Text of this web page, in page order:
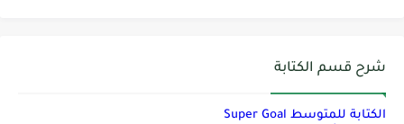
شرح قسم الكتابة
الكتابة للمتوسط Super Goal